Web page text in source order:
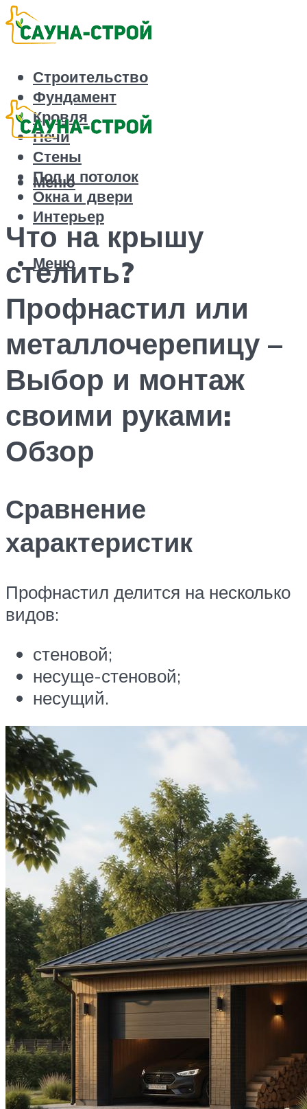
Строительство
Фундамент
Кровля
Печи
Стены
Пол и потолок
Окна и двери
Интерьер
Меню
Меню
Что на крышу
стелить?
Профнастил или
металлочерепицу –
Выбор и монтаж
своими руками:
Обзор
Сравнение
характеристик
Профнастил делится на несколько
видов:
стеновой;
несуще-стеновой;
несущий.